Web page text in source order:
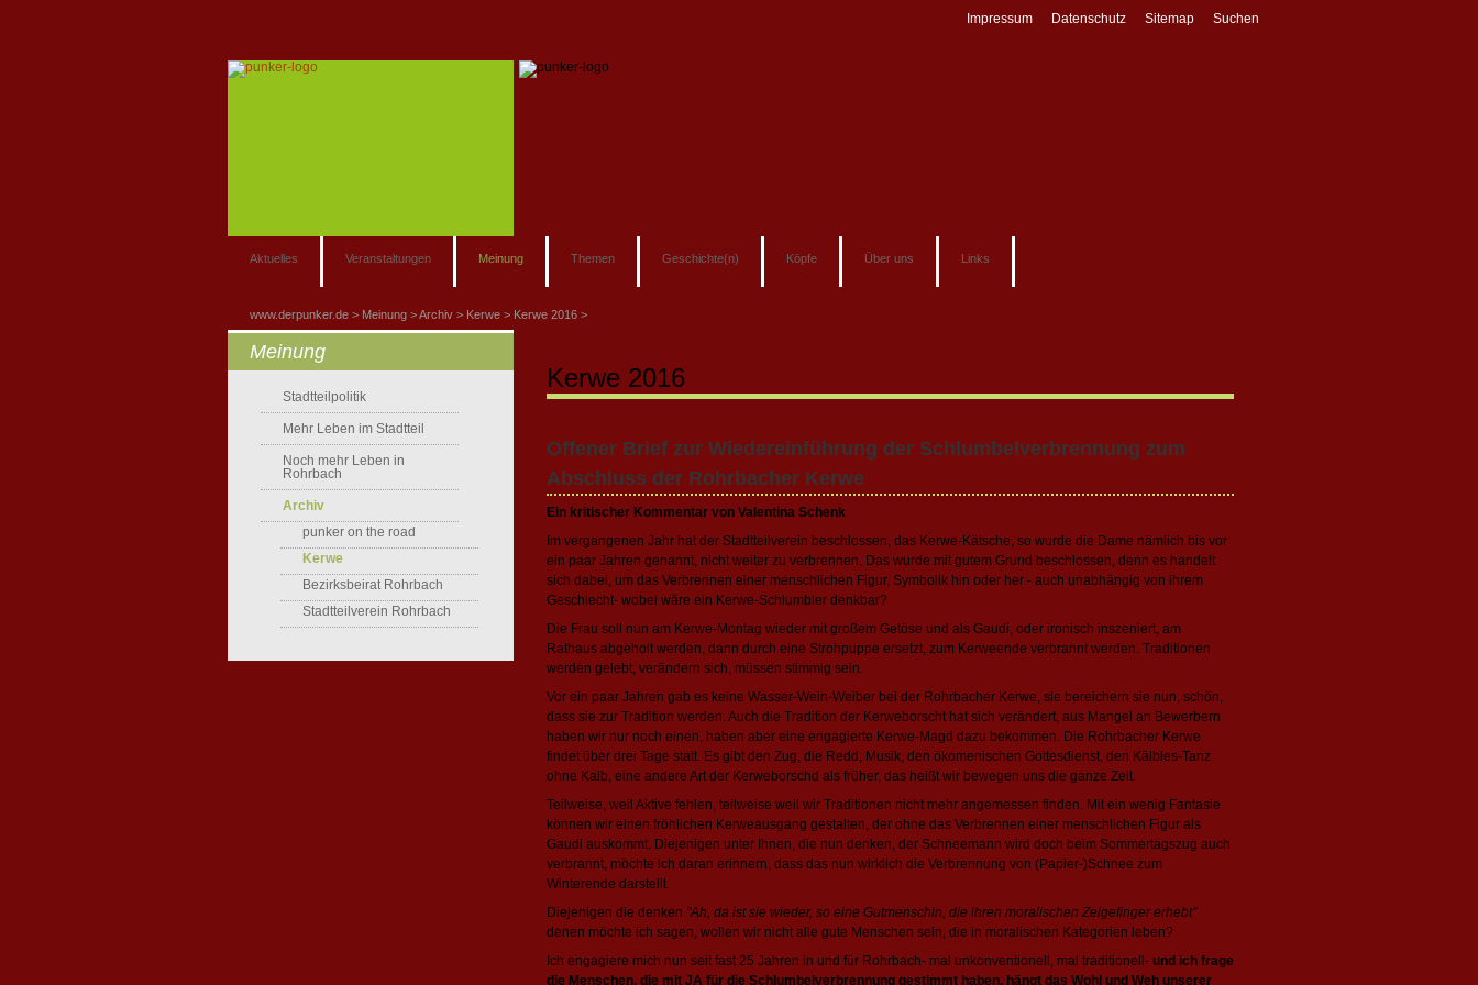
Aktuelles Veranstaltungen Meinung Themen Geschichte(n) Köpfe Über uns Links
www.derpunker.de Meinung Archiv Kerwe Kerwe 2016
Impressum Datenschutz Sitemap Suchen
Kerwe 2016
Offener Brief zur Wiedereinführung der Schlumbelverbrennung zum
Abschluss der Rohrbacher Kerwe
Ein kritischer Kommentar von Valentina Schenk
Im vergangenen Jahr hat der Stadtteilverein beschlossen, das Kerwe-Kätsche, so wurde die Dame nämlich bis vor
ein paar Jahren genannt, nicht weiter zu verbrennen. Das wurde mit gutem Grund beschlossen, denn es handelt
sich dabei, um das Verbrennen einer menschlichen Figur, Symbolik hin oder her - auch unabhängig von ihrem
Geschlecht- wobei wäre ein Kerwe-Schlumbler denkbar?
Die Frau soll nun am Kerwe-Montag wieder mit großem Getöse und als Gaudi, oder ironisch inszeniert, am
Rathaus abgeholt werden, dann durch eine Strohpuppe ersetzt, zum Kerweende verbrannt werden. Traditionen
werden gelebt, verändern sich, müssen stimmig sein.
Vor ein paar Jahren gab es keine Wasser-Wein-Weiber bei der Rohrbacher Kerwe, sie bereichern sie nun, schön,
dass sie zur Tradition werden. Auch die Tradition der Kerweborscht hat sich verändert, aus Mangel an Bewerbern
haben wir nur noch einen, haben aber eine engagierte Kerwe-Magd dazu bekommen. Die Rohrbacher Kerwe
findet über drei Tage statt. Es gibt den Zug, die Redd, Musik, den ökomenischen Gottesdienst, den Kälbles-Tanz
ohne Kalb, eine andere Art der Kerweborschd als früher, das heißt wir bewegen uns die ganze Zeit.
Teilweise, weil Aktive fehlen, teilweise weil wir Traditionen nicht mehr angemessen finden. Mit ein wenig Fantasie
können wir einen fröhlichen Kerweausgang gestalten, der ohne das Verbrennen einer menschlichen Figur als
Gaudi auskommt. Diejenigen unter Ihnen, die nun denken, der Schneemann wird doch beim Sommertagszug auch
verbrannt, möchte ich daran erinnern, dass das nun wirklich die Verbrennung von (Papier-)Schnee zum
Winterende darstellt.
Diejenigen die denken "Ah, da ist sie wieder, so eine Gutmenschin, die ihren moralischen Zeigefinger erhebt"
denen möchte ich sagen, wollen wir nicht alle gute Menschen sein, die in moralischen Kategorien leben?
Ich engagiere mich nun seit fast 25 Jahren in und für Rohrbach- mal unkonventionell, mal traditionell- und ich frage
die Menschen, die mit JA für die Schlumbelverbrennung gestimmt haben, hängt das Wohl und Weh unserer
Meinung
Stadtteilpolitik
Mehr Leben im Stadtteil
Noch mehr Leben in
Rohrbach
Archiv
punker on the road
Kerwe
Bezirksbeirat Rohrbach
Stadtteilverein Rohrbach